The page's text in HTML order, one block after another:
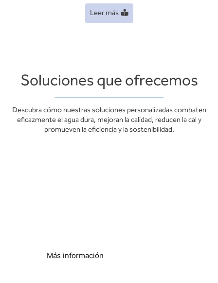
Leer más
Soluciones que ofrecemos
Descubra cómo nuestras soluciones personalizadas combaten
eficazmente el agua dura, mejoran la calidad, reducen la cal y
promueven la eficiencia y la sostenibilidad.
Más información